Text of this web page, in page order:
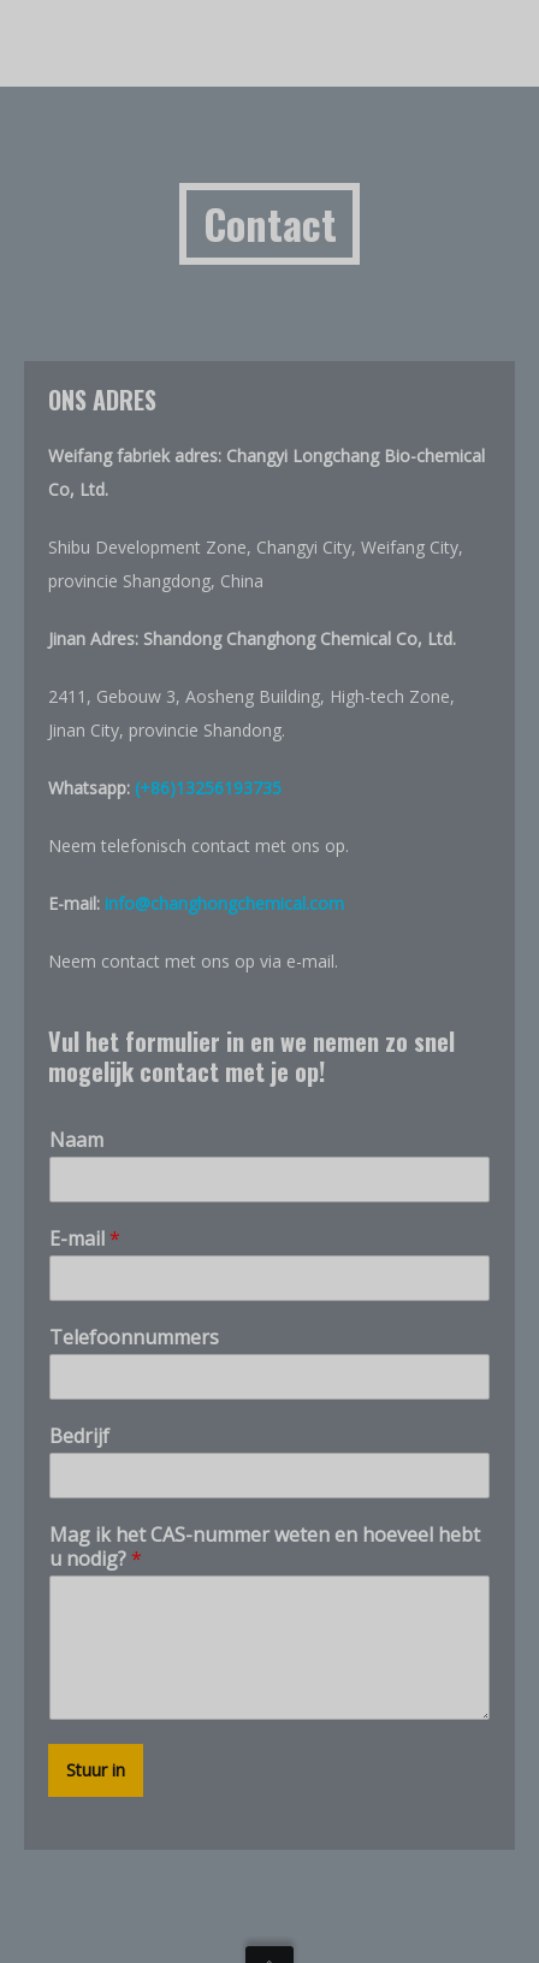
Contact
ONS ADRES
Weifang fabriek adres: Changyi Longchang Bio-chemical
Co, Ltd.
Shibu Development Zone, Changyi City, Weifang City,
provincie Shangdong, China
Jinan Adres: Shandong Changhong Chemical Co, Ltd.
2411, Gebouw 3, Aosheng Building, High-tech Zone,
Jinan City, provincie Shandong.
Whatsapp: (+86)13256193735
Neem telefonisch contact met ons op.
E-mail: info@changhongchemical.com
Neem contact met ons op via e-mail.
Vul het formulier in en we nemen zo snel
mogelijk contact met je op!
Naam
C
A
i
k
C
S
n
m
e
r
E-mail *
Telefoonnummers
Bedrijf
Mag ik het CAS-nummer weten en hoeveel hebt
u nodig? *
Stuur in